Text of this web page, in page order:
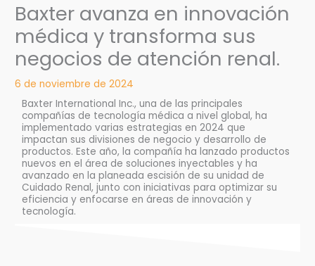
Baxter avanza en innovación
médica y transforma sus
negocios de atención renal.
6 de noviembre de 2024
Baxter International Inc., una de las principales
compañías de tecnología médica a nivel global, ha
implementado varias estrategias en 2024 que
impactan sus divisiones de negocio y desarrollo de
productos. Este año, la compañía ha lanzado productos
nuevos en el área de soluciones inyectables y ha
avanzado en la planeada escisión de su unidad de
Cuidado Renal, junto con iniciativas para optimizar su
eficiencia y enfocarse en áreas de innovación y
tecnología.